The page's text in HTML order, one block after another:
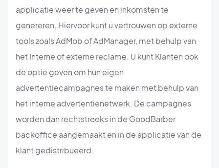
applicatie weer te geven en inkomsten te
genereren. Hiervoor kunt u vertrouwen op externe
tools zoals AdMob of AdManager, met behulp van
het Interne of externe reclame. U kunt Klanten ook
de optie geven om hun eigen
advertentiecampagnes te maken met behulp van
het interne advertentienetwerk. De campagnes
worden dan rechtstreeks in de GoodBarber
backoffice aangemaakt en in de applicatie van de
klant gedistribueerd.